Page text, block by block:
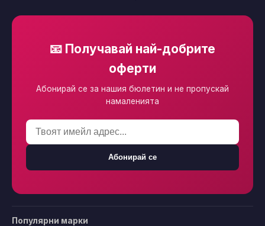
📧 Получавай най-добрите
оферти
Абонирай се за нашия бюлетин и не пропускай
намаленията
Абонирай се
Популярни марки